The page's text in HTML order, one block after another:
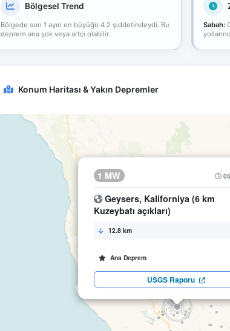
Bölgesel Trend
Bölgede son 1 ayın en büyüğü 4.2 şiddetindeydi. Bu
deprem ana şok veya artçı olabilir.
Sabah:
Konum Haritası & Yakın Depremler
1 MW
Geysers, Kaliforniya (6 km
Kuzeybatı açıkları)
12.8 km
Ana Deprem
USGS Raporu